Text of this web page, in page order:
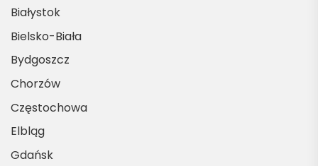
Białystok
Bielsko-Biała
Bydgoszcz
Chorzów
Częstochowa
Elbląg
Gdańsk